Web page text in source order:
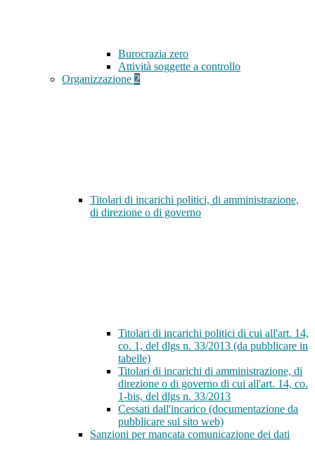
Burocrazia zero
Attività soggette a controllo
Organizzazione 2
Titolari di incarichi politici, di amministrazione,
di direzione o di governo
Titolari di incarichi politici di cui all'art. 14,
co. 1, del dlgs n. 33/2013 (da pubblicare in
tabelle)
Titolari di incarichi di amministrazione, di
direzione o di governo di cui all'art. 14, co.
1-bis, del dlgs n. 33/2013
Cessati dall'incarico (documentazione da
pubblicare sul sito web)
Sanzioni per mancata comunicazione dei dati